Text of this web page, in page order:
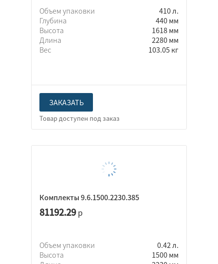
Объем упаковки
410 л.
Глубина
440 мм
Высота
1618 мм
Длина
2280 мм
Вес
103.05 кг
ЗАКАЗАТЬ
Комплекты 9.6.1500.2230.385
81192.29р
Объем упаковки
0.42 л.
Высота
1500 мм